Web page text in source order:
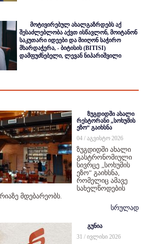
მოტივირებულ ახალგაზრდებს აქ
შესაძლებლობა აქვთ ისწავლონ, მოიტანონ
საკუთარი იდეები და მიიღონ საჭირო
მხარდაჭერა, - ბიტისის (BITISI)
დამფუძნებელი, ლევან ნიპარიშვილი
ზუგდიდში ახალი
რესტორანი „სოხუმის
ეზო“ გაიხსნა
04 / აგვისტო 2026
ზუგდიდში ახალი
გასტრონომიული
სივრცე „სოხუმის
ეზო“ გაიხსნა,
რომელიც ამავე
სახელწოდების
მდებარეობს.
სრულად
გუნია
31 / ივლისი 2026